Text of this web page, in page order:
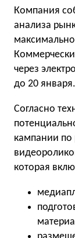
Компания
анализа
через
до 20 января.
Согласно
кампании
которая